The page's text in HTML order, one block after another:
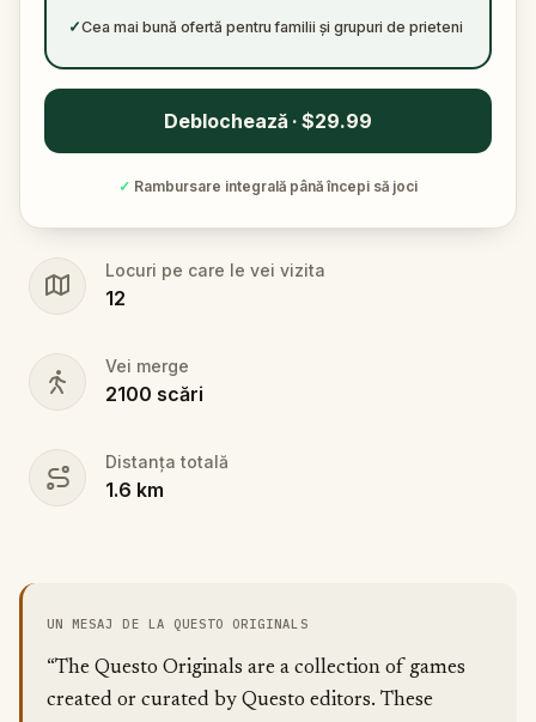
✓Cea mai bună ofertă pentru familii și grupuri de prieteni
Deblochează · $29.99
✓ Rambursare integrală până începi să joci
Locuri pe care le vei vizita
12
Vei merge
2100 scări
Distanța totală
1.6 km
UN MESAJ DE LA QUESTO ORIGINALS
“The Questo Originals are a collection of games
created or curated by Questo editors. These